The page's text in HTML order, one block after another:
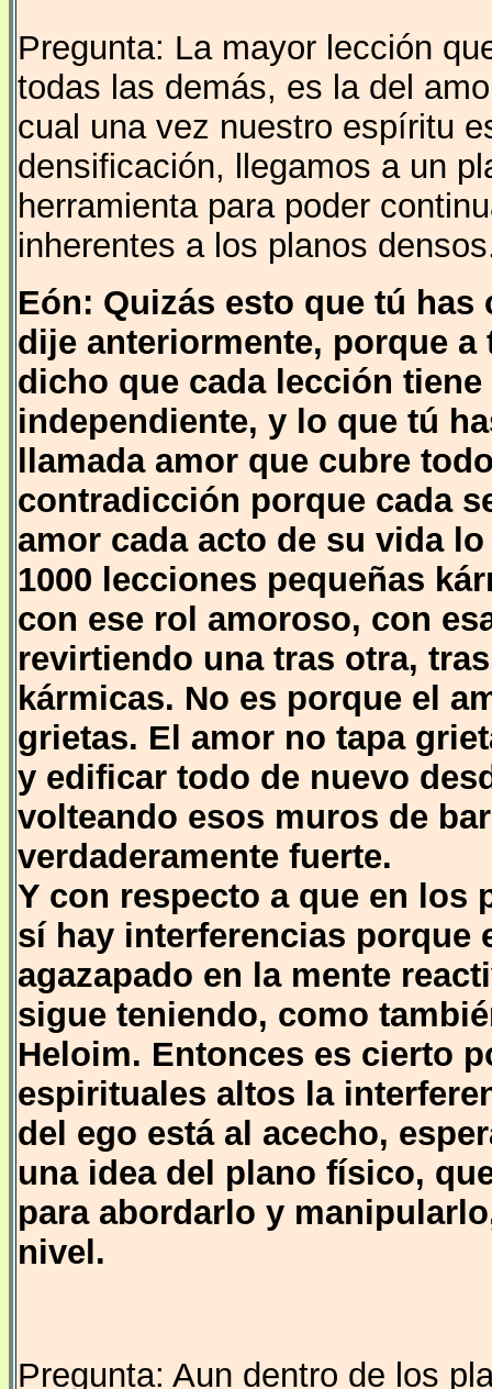
Pregunta: La mayor lección
todas las demás, es la del
cual una vez nuestro espíritu
densificación, llegamos a un
herramienta para poder
inherentes a los planos
Eón: Quizás esto que tú
dije anteriormente, porque a
dicho que cada lección
independiente, y lo que tú
llamada amor que cubre
contradicción porque cada
amor cada acto de su vida
1000 lecciones pequeñas
con ese rol amoroso, con
revirtiendo una tras otra,
kármicas. No es porque el
grietas. El amor no tapa
y edificar todo de nuevo
volteando esos muros de
verdaderamente fuerte.
Y con respecto a que en los
sí hay interferencias porque
agazapado en la mente
sigue teniendo, como
Heloim. Entonces es cierto
espirituales altos la
del ego está al acecho,
una idea del plano físico,
para abordarlo y
nivel.
Pregunta: Aun dentro de los